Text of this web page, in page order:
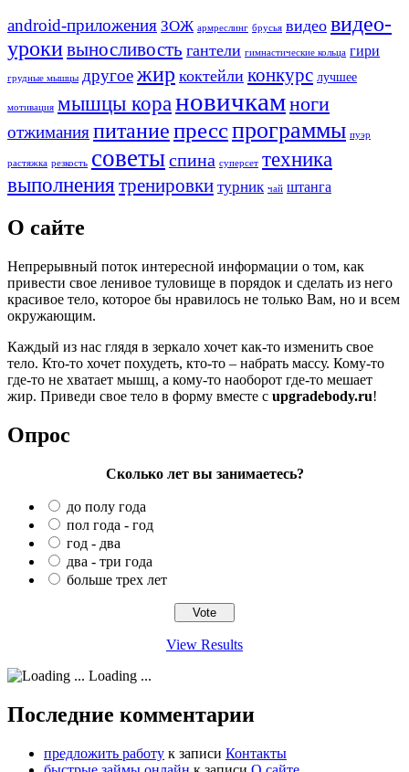
android-приложения ЗОЖ армреслинг брусья видео видео-
урокивыносливость гантели гимнастические кольца гири
грудные мышцы другоежир коктейли конкурс лучшее
мотивация мышцы корановичкамноги
отжиманияпитаниепресспрограммы пуэр
растяжка резкость советыспина суперсет техника
выполнения тренировки турник чай штанга
О сайте
Непрерывный поток интересной информации о том, как
привести свое ленивое туловище в порядок и сделать из него
красивое тело, которое бы нравилось не только Вам, но и всем
окружающим.
Каждый из нас глядя в зеркало хочет как-то изменить свое
тело. Кто-то хочет похудеть, кто-то – набрать массу. Кому-то
где-то не хватает мышц, а кому-то наоборот где-то мешает
жир. Приведи свое тело в форму вместе с upgradebody.ru!
Опрос
Сколько лет вы занимаетесь?
до полу года
пол года - год
год - два
два - три года
больше трех лет
View Results
Loading ...
Последние комментарии
предложить работу к записи Контакты